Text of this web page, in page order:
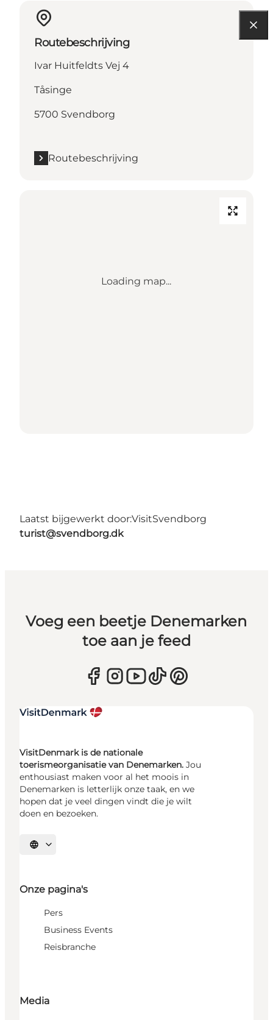
Routebeschrijving
Ivar Huitfeldts Vej 4
Tåsinge
5700 Svendborg
Routebeschrijving
Loading map...
Laatst bijgewerkt door:VisitSvendborg
turist@svendborg.dk
Voeg een beetje Denemarken
toe aan je feed
VisitDenmark is de nationale
toerismeorganisatie van Denemarken. Jou
enthousiast maken voor al het moois in
Denemarken is letterlijk onze taak, en we
hopen dat je veel dingen vindt die je wilt
doen en bezoeken.
Selecteer taal
Onze pagina's
Pers
Business Events
Reisbranche
Media